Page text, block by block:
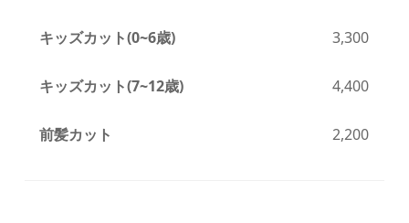
キッズカット(0~6歳) 3,300
キッズカット(7~12歳) 4,400
前髪カット 2,200